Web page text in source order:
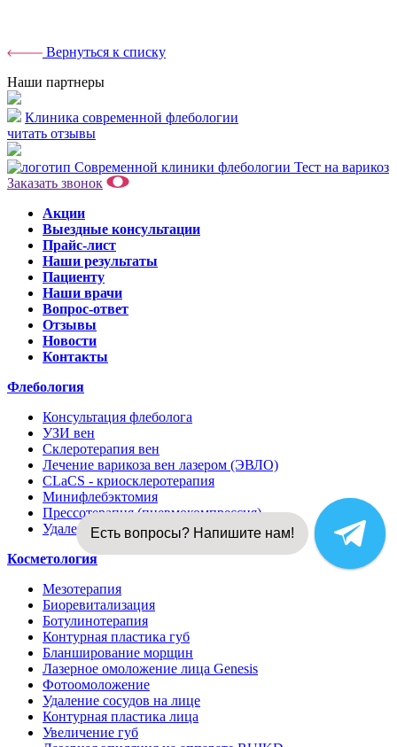
Вернуться к списку
Наши партнеры
Клиника современной флебологии
читать отзывы
Тест на варикоз
Заказать звонок
Акции
Выездные консультации
Прайс-лист
Наши результаты
Пациенту
Наши врачи
Вопрос-ответ
Отзывы
Новости
Контакты
Флебология
Консультация флеболога
УЗИ вен
Склеротерапия вен
Лечение варикоза вен лазером (ЭВЛО)
CLaCS - криосклеротерапия
Минифлебэктомия
Прессотерапия (пневмокомпрессия)
Удаление сосудистых звездочек на ногах
Косметология
Мезотерапия
Биоревитализация
Ботулинотерапия
Контурная пластика губ
Бланширование морщин
Лазерное омоложение лица Genesis
Фотоомоложение
Удаление сосудов на лице
Контурная пластика лица
Увеличение губ
Есть вопросы? Напишите нам!